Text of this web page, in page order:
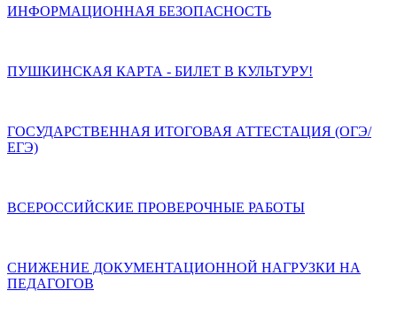
ИНФОРМАЦИОННАЯ БЕЗОПАСНОСТЬ
ПУШКИНСКАЯ КАРТА - БИЛЕТ В КУЛЬТУРУ!
ГОСУДАРСТВЕННАЯ ИТОГОВАЯ АТТЕСТАЦИЯ (ОГЭ/
ЕГЭ)
ВСЕРОССИЙСКИЕ ПРОВЕРОЧНЫЕ РАБОТЫ
СНИЖЕНИЕ ДОКУМЕНТАЦИОННОЙ НАГРУЗКИ НА
ПЕДАГОГОВ